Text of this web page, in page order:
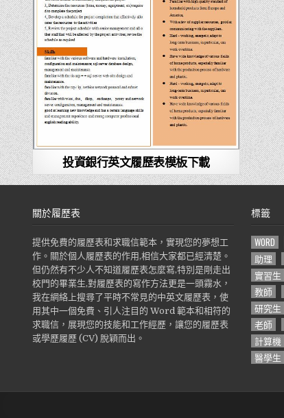
投資銀行英文履歷表模板下載
關於履歷表
提供免費的履歷表和求職信範本，實現您的夢想工
作。關於個人履歷表的作用,相信大家都已經清楚。
但仍然有不少人不知道履歷表怎麼寫,特別是剛走出
校門的畢業生,對履歷表的寫作方法更是一頭霧水，
我在網絡上搜尋了平時不常見的中英文履歷表，使
用其中一個免費、引人注目的 Word 範本和相符的
求職信，展現您的技能和工作經歷，讓您的履歷表
或學歷履歷 (CV) 脫穎而出。
標籤
WORD
助理
實習生
教師
研究生
老師
計算機
醫學生